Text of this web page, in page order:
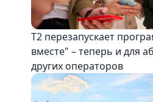
Т2 перезапускает
вместе" – теперь и для
других операторов